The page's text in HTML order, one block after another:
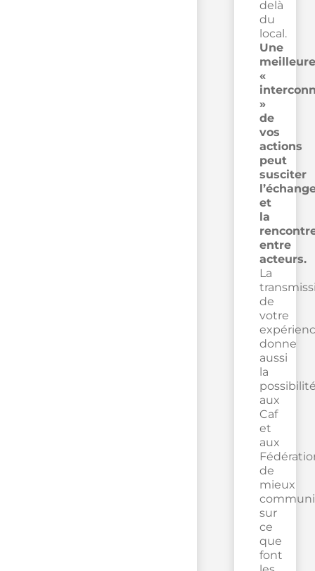
delà
du
local.
Une
meilleure
«
»
de
vos
actions
peut
susciter
et
la
entre
acteurs.
La
de
votre
donne
aussi
la
aux
Caf
et
aux
de
mieux
sur
ce
que
font